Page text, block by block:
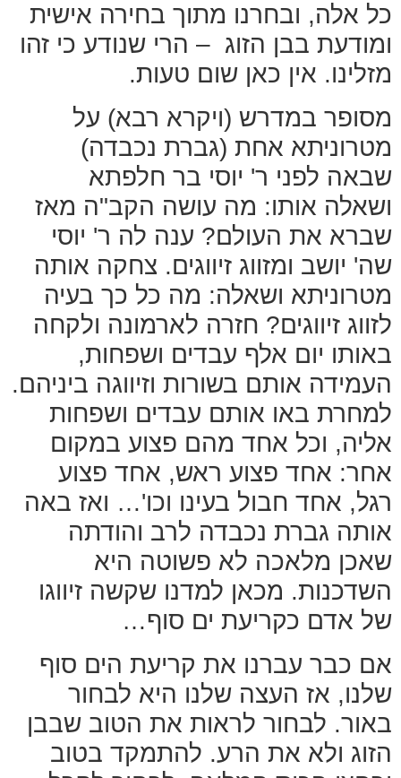
כל אלה, ובחרנו מתוך בחירה אישית
ומודעת בבן הזוג – הרי שנודע כי זהו
מזלינו. אין כאן שום טעות.
מסופר במדרש (ויקרא רבא) על
מטרוניתא אחת (גברת נכבדה)
שבאה לפני ר' יוסי בר חלפתא
ושאלה אותו: מה עושה הקב"ה מאז
שברא את העולם? ענה לה ר' יוסי
שה' יושב ומזווג זיווגים. צחקה אותה
מטרוניתא ושאלה: מה כל כך בעיה
לזווג זיווגים? חזרה לארמונה ולקחה
באותו יום אלף עבדים ושפחות,
העמידה אותם בשורות וזיווגה ביניהם.
למחרת באו אותם עבדים ושפחות
אליה, וכל אחד מהם פצוע במקום
אחר: אחד פצוע ראש, אחד פצוע
רגל, אחד חבול בעינו וכו'… ואז באה
אותה גברת נכבדה לרב והודתה
שאכן מלאכה לא פשוטה היא
השדכנות. מכאן למדנו שקשה זיווגו
של אדם כקריעת ים סוף…
אם כבר עברנו את קריעת הים סוף
שלנו, אז העצה שלנו היא לבחור
באור. לבחור לראות את הטוב שבבן
הזוג ולא את הרע. להתמקד בטוב